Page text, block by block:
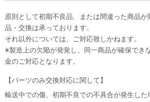
原則として初期不良品、または間違った商品が
品・交換は承っております。
それ以外については、ご対応致しかねます。
※製造上の欠陥が発覚し、同一商品が確保でき
金のご対応となります。
【パーツのみ交換対応に関して】
輸送中での傷、初期不良での不具合が発生した